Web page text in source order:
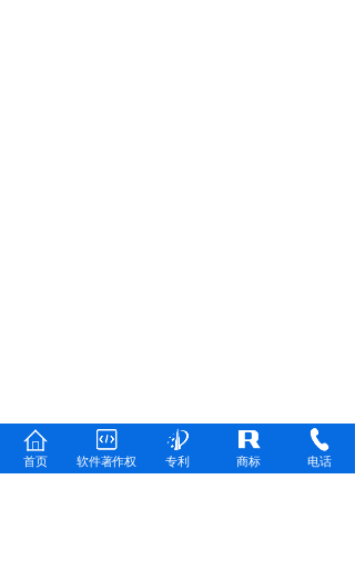
首页 软件著作权 专利 商标 电话